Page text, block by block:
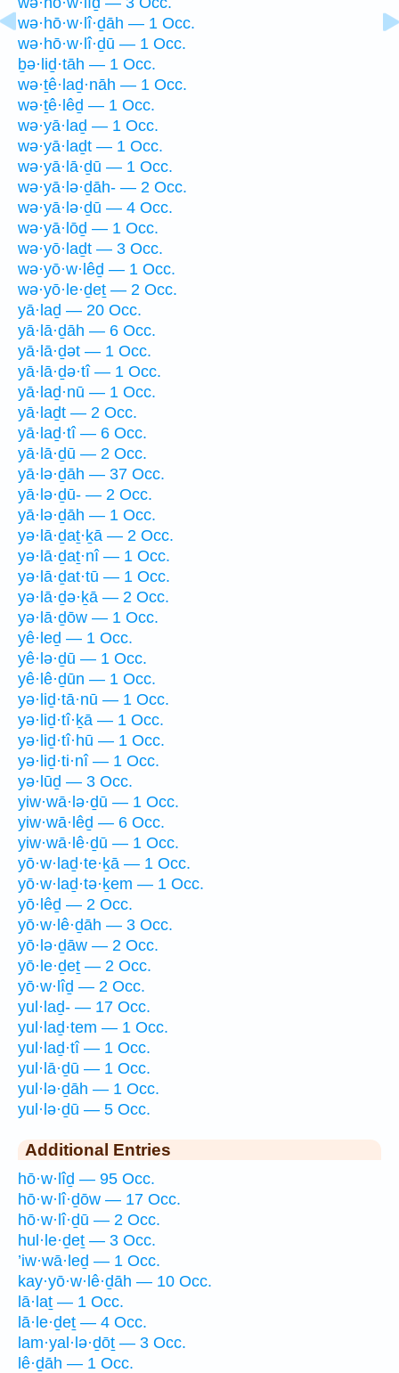
wə·hō·w·lî·ḏāh — 1 Occ.
wə·hō·w·lî·ḏū — 1 Occ.
ḇə·liḏ·tāh — 1 Occ.
wə·ṯê·laḏ·nāh — 1 Occ.
wə·ṯê·lêḏ — 1 Occ.
wə·yā·laḏ — 1 Occ.
wə·yā·laḏt — 1 Occ.
wə·yā·lā·ḏū — 1 Occ.
wə·yā·lə·ḏāh- — 2 Occ.
wə·yā·lə·ḏū — 4 Occ.
wə·yā·lōḏ — 1 Occ.
wə·yō·laḏt — 3 Occ.
wə·yō·w·lêḏ — 1 Occ.
wə·yō·le·ḏeṯ — 2 Occ.
yā·laḏ — 20 Occ.
yā·lā·ḏāh — 6 Occ.
yā·lā·ḏət — 1 Occ.
yā·lā·ḏə·tî — 1 Occ.
yā·laḏ·nū — 1 Occ.
yā·laḏt — 2 Occ.
yā·laḏ·tî — 6 Occ.
yā·lā·ḏū — 2 Occ.
yā·lə·ḏāh — 37 Occ.
yā·lə·ḏū- — 2 Occ.
yā·lə·ḏāh — 1 Occ.
yə·lā·ḏaṯ·ḵā — 2 Occ.
yə·lā·ḏaṯ·nî — 1 Occ.
yə·lā·ḏat·tū — 1 Occ.
yə·lā·ḏə·ḵā — 2 Occ.
yə·lā·ḏōw — 1 Occ.
yê·leḏ — 1 Occ.
yê·lə·ḏū — 1 Occ.
yê·lê·ḏūn — 1 Occ.
yə·liḏ·tā·nū — 1 Occ.
yə·liḏ·tî·ḵā — 1 Occ.
yə·liḏ·tî·hū — 1 Occ.
yə·liḏ·ti·nî — 1 Occ.
yə·lūḏ — 3 Occ.
yiw·wā·lə·ḏū — 1 Occ.
yiw·wā·lêḏ — 6 Occ.
yiw·wā·lê·ḏū — 1 Occ.
yō·w·laḏ·te·ḵā — 1 Occ.
yō·w·laḏ·tə·ḵem — 1 Occ.
yō·lêḏ — 2 Occ.
yō·w·lê·ḏāh — 3 Occ.
yō·lə·ḏāw — 2 Occ.
yō·le·ḏeṯ — 2 Occ.
yō·w·lîḏ — 2 Occ.
yul·laḏ- — 17 Occ.
yul·laḏ·tem — 1 Occ.
yul·laḏ·tî — 1 Occ.
yul·lā·ḏū — 1 Occ.
yul·lə·ḏāh — 1 Occ.
yul·lə·ḏū — 5 Occ.
Additional Entries
hō·w·lîḏ — 95 Occ.
hō·w·lî·ḏōw — 17 Occ.
hō·w·lî·ḏū — 2 Occ.
hul·le·ḏeṯ — 3 Occ.
’iw·wā·leḏ — 1 Occ.
kay·yō·w·lê·ḏāh — 10 Occ.
lā·laṯ — 1 Occ.
lā·le·ḏeṯ — 4 Occ.
lam·yal·lə·ḏōṯ — 3 Occ.
lê·ḏāh — 1 Occ.